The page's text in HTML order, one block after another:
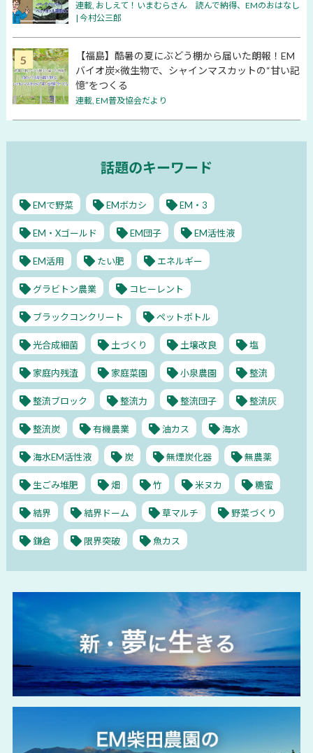
連載, おしえて！いまむらさん 読んで納得、EMのおはなし
| 今村公三郎
【福島】酷暑の夏にぶどう棚から届いた朗報！EM
バイオ炭×微生物で、シャインマスカットの“甘い記
憶”をつくる
連載, EM普及協会だより
話題のキーワード
EMで野菜 EMボカシ EM・3
EM・Xゴールド EM団子 EM活性液
EM活用 たい肥 エネルギー
グラビトン農業 コヒーレント
ブラックコンクリート ペットボトル
光合成細菌 土づくり 土壌改良 塩
家庭内残渣 家庭菜園 小泉農園 整流
整流ブロック 整流力 整流団子 整流灰
整流炭 有機農業 油カス 海水
海水EM活性液 炭 無煙炭化器 無農薬
生ごみ堆肥 畑 竹 米ヌカ 糖蜜
結界 結界ドーム 草マルチ 野菜づくり
鎌倉 限界突破 魚カス